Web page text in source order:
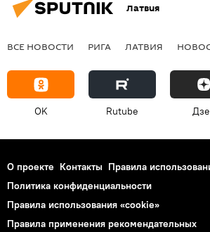
Латвия
ВСЕ НОВОСТИ РИГА ЛАТВИЯ
OK Rutube
О проекте Контакты Правила
Политика конфиденциальности
Правила использования «cookie»
Правила применения рекомендательных